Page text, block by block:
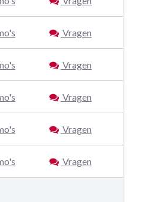
Vragen
Vragen
Vragen
Vragen
Vragen